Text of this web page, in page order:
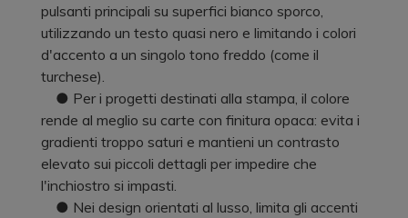
pulsanti principali su superfici bianco sporco,
utilizzando un testo quasi nero e limitando i colori
d'accento a un singolo tono freddo (come il
turchese).
● Per i progetti destinati alla stampa, il colore
rende al meglio su carte con finitura opaca: evita i
gradienti troppo saturi e mantieni un contrasto
elevato sui piccoli dettagli per impedire che
l'inchiostro si impasti.
● Nei design orientati al lusso, limita gli accenti